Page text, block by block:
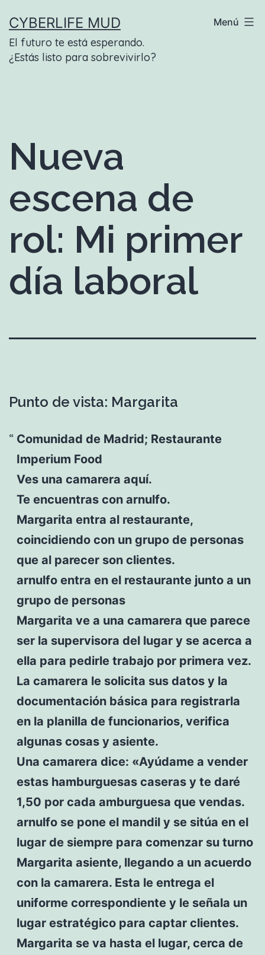
contenido
CYBERLIFE MUD
El futuro te está esperando.
¿Estás listo para sobrevivirlo?
Menú
Nueva
escena de
rol: Mi primer
día laboral
Punto de vista: Margarita
Comunidad de Madrid; Restaurante
Imperium Food
Ves una camarera aquí.
Te encuentras con arnulfo.
Margarita entra al restaurante,
coincidiendo con un grupo de personas
que al parecer son clientes.
arnulfo entra en el restaurante junto a un
grupo de personas
Margarita ve a una camarera que parece
ser la supervisora del lugar y se acerca a
ella para pedirle trabajo por primera vez.
La camarera le solicita sus datos y la
documentación básica para registrarla
en la planilla de funcionarios, verifica
algunas cosas y asiente.
Una camarera dice: «Ayúdame a vender
estas hamburguesas caseras y te daré
1,50 por cada amburguesa que vendas.
arnulfo se pone el mandil y se sitúa en el
lugar de siempre para comenzar su turno
Margarita asiente, llegando a un acuerdo
con la camarera. Esta le entrega el
uniforme correspondiente y le señala un
lugar estratégico para captar clientes.
Margarita se va hasta el lugar, cerca de